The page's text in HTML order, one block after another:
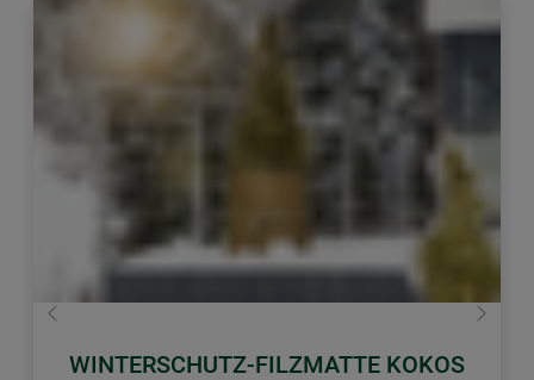
WINTERSCHUTZ-FILZMATTE KOKOS
Zurück Weiter